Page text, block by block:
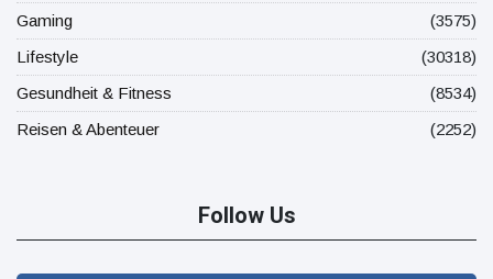
Gaming
(3575)
Lifestyle
(30318)
Gesundheit & Fitness
(8534)
Reisen & Abenteuer
(2252)
Follow Us